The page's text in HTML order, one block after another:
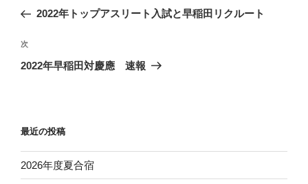
ナ
ビ
ゲ
ン
の
稿
2022年トップアスリート入試と早稲田リクルート
次
の
次
2022年早稲田対慶應 速報
最近の投稿
2026年度夏合宿